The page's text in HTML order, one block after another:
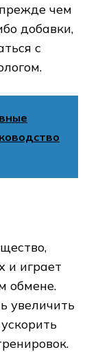
чем
добавки,
с
и играет
обмене.
увеличить